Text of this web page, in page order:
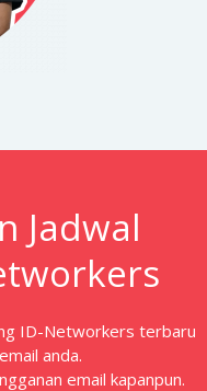
Jadwal
ID-Networkers terbaru
anda.
email kapanpun.